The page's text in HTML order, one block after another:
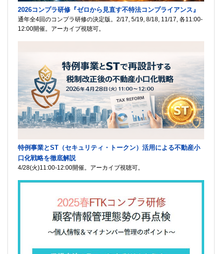
2026コンプラ研修『ゼロから見直す不特法コンプライアンス』
通年全4回のコンプラ研修の決定版。2/17, 5/19, 8/18, 11/17, 各11:00-
12:00開催。アーカイブ視聴可。
特例事業とST（セキュリティ・トークン）活用による不動産小
口化戦略を徹底解説
4/28(火)11:00-12:00開催。アーカイブ視聴可。